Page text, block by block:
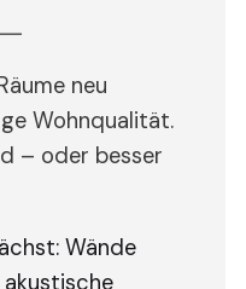
neu
Wohnqualität.
– oder besser
Wände